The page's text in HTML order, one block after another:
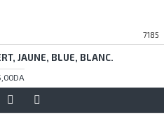
7185
JAUNE, BLUE, BLANC.